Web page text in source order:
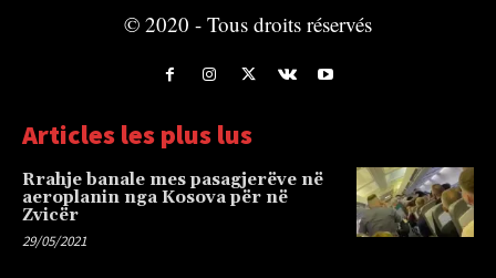
© 2020 - Tous droits réservés
Articles les plus lus
Rrahje banale mes pasagjerëve në
aeroplanin nga Kosova për në
Zvicër
29/05/2021